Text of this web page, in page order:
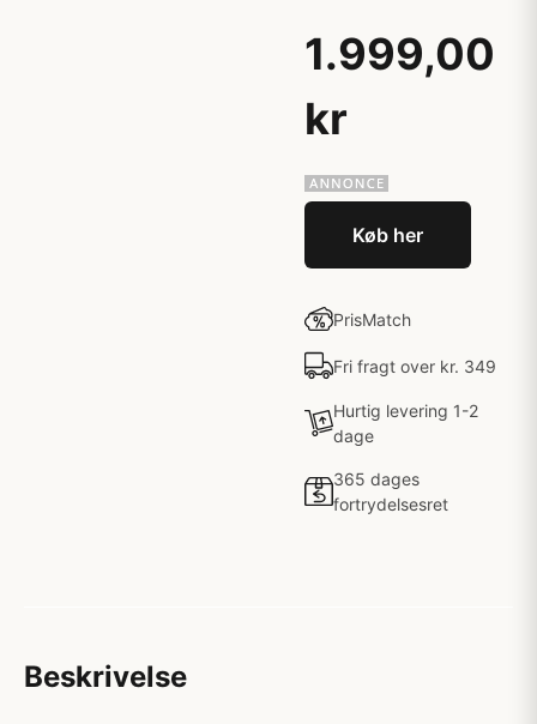
1.999,00
kr
Køb her
PrisMatch
Fri fragt over kr. 349
Hurtig levering 1-2
dage
365 dages
fortrydelsesret
Beskrivelse